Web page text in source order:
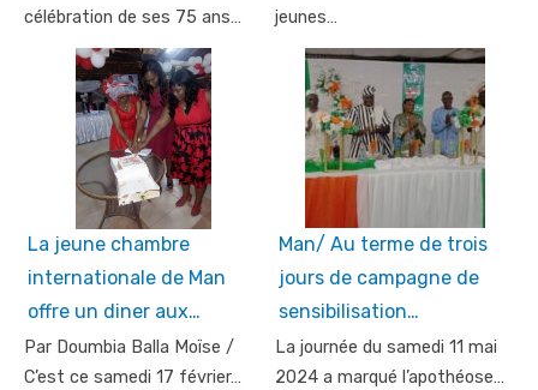
célébration de ses 75 ans…
jeunes…
La jeune chambre
internationale de Man
offre un diner aux…
Par Doumbia Balla Moïse /
C’est ce samedi 17 février…
Man/ Au terme de trois
jours de campagne de
sensibilisation…
La journée du samedi 11 mai
2024 a marqué l’apothéose…